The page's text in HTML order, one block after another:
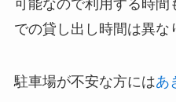
可能なので利用する時間
での貸し出し時間は異な
駐車場が不安な方にはあ